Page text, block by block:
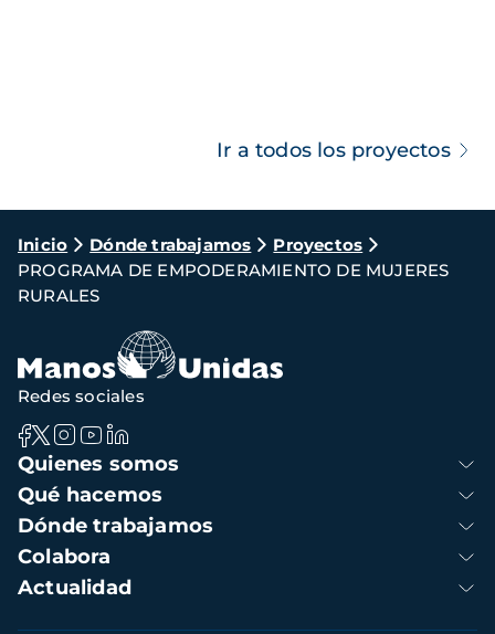
Ir a todos los proyectos
Ruta
de
navegación
Inicio Dónde trabajamos
Proyectos
PROGRAMA DE EMPODERAMIENTO DE MUJERES
RURALES
Navegación
principal
Quienes somos
Qué hacemos
Dónde trabajamos
Colabora
Actualidad
Redes sociales